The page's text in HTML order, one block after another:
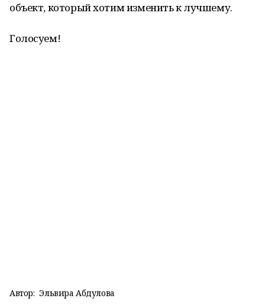
объект, который хотим изменить к лучшему.
Голосуем!
Автор: Эльвира Абдулова